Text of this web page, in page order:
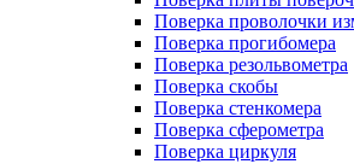
Поверка проволочки
Поверка прогибомера
Поверка резольвометра
Поверка скобы
Поверка стенкомера
Поверка сферометра
Поверка циркуля